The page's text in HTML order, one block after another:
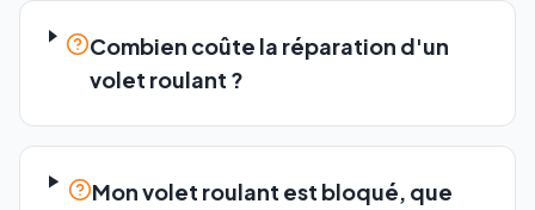
Combien coûte la réparation d'un
volet roulant ?
Mon volet roulant est bloqué, que